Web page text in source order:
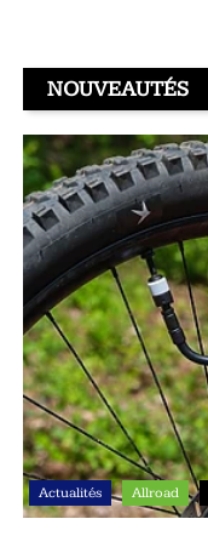
NOUVEAUTÉS
Actualités Allroad